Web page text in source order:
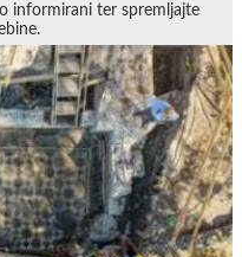
informirani ter spremljajte